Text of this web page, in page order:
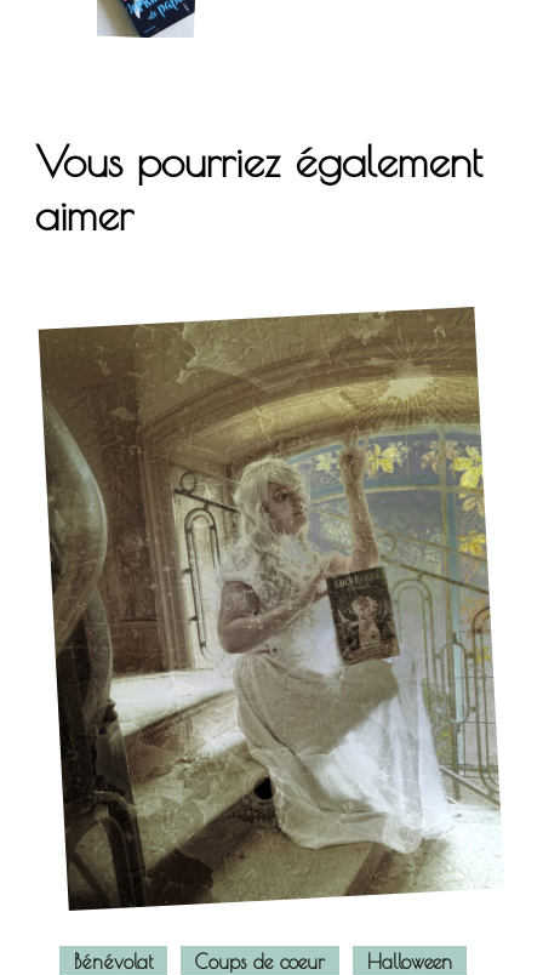
Vous pourriez également
aimer
Bénévolat Coups de coeur
Halloween